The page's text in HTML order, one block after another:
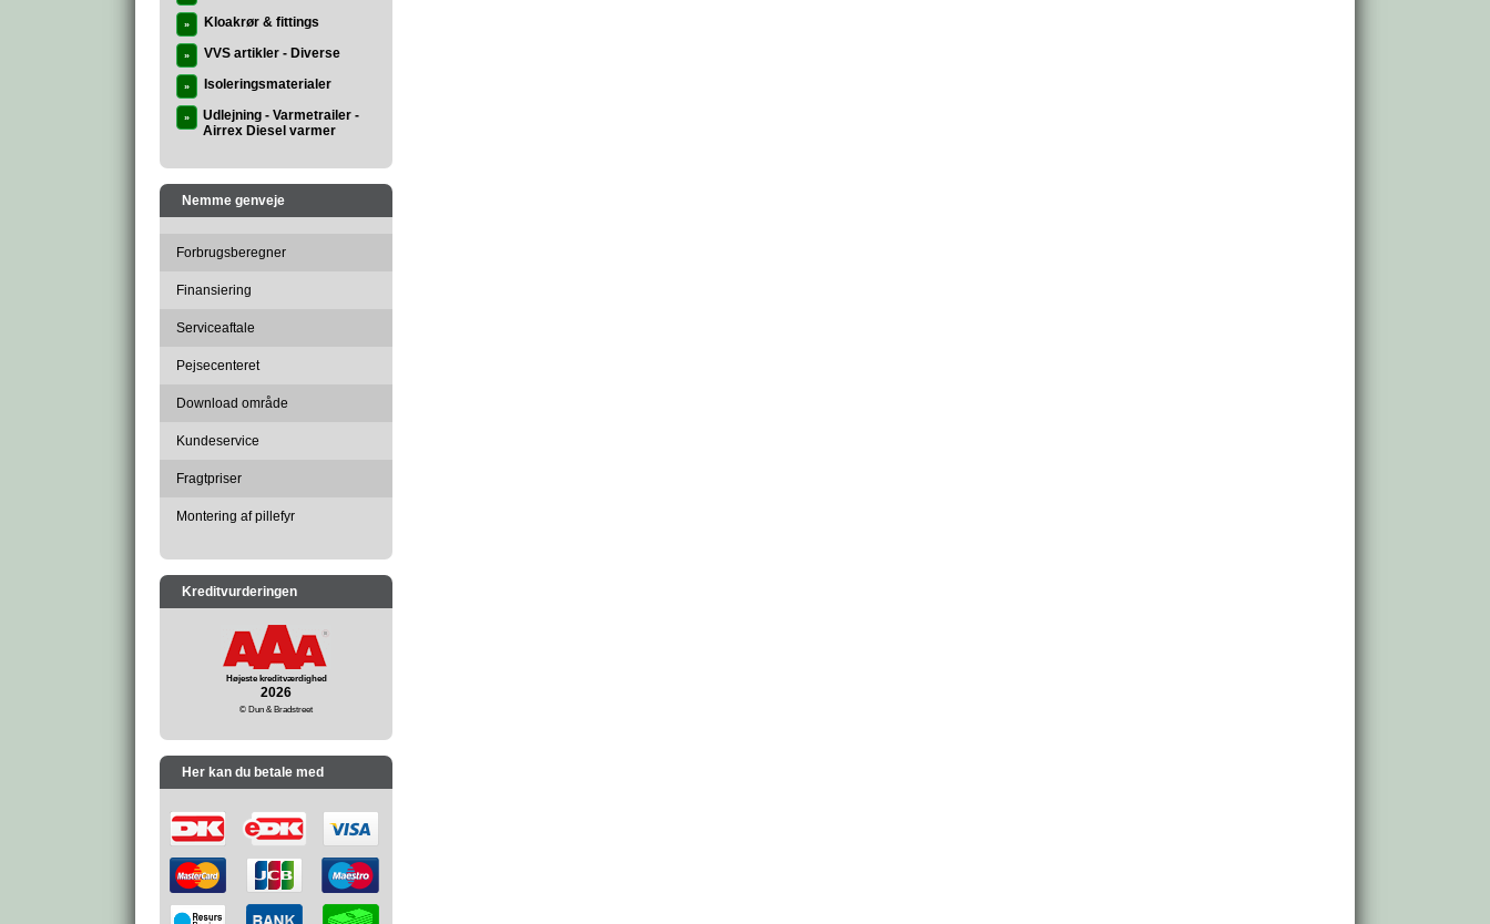
» Kloakrør & fittings
» VVS artikler - Diverse
» Isoleringsmaterialer
»
Udlejning - Varmetrailer -
Airrex Diesel varmer
Nemme genveje
Forbrugsberegner
Finansiering
Serviceaftale
Pejsecenteret
Download område
Kundeservice
Fragtpriser
Montering af pillefyr
Kreditvurderingen
Højeste kreditværdighed
2026
© Dun & Bradstreet
Her kan du betale med